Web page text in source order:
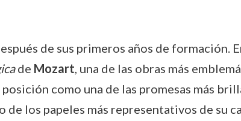
de sus primeros años de formación.
de Mozart, una de las obras más
como una de las promesas más
los papeles más representativos de su